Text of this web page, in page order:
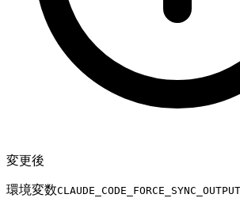
変更後
環境変数